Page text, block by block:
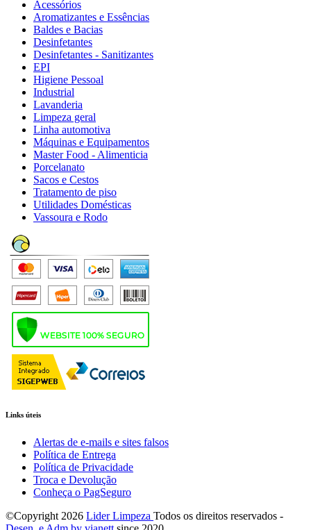
Acessórios
Aromatizantes e Essências
Baldes e Bacias
Desinfetantes
Desinfetantes - Sanitizantes
EPI
Higiene Pessoal
Industrial
Lavanderia
Limpeza geral
Linha automotiva
Máquinas e Equipamentos
Master Food - Alimenticia
Porcelanato
Sacos e Cestos
Tratamento de piso
Utilidades Domésticas
Vassoura e Rodo
Links úteis
Alertas de e-mails e sites falsos
Política de Entrega
Política de Privacidade
Troca e Devolução
Conheça o PagSeguro
©Copyright 2026 Lider Limpeza Todos os direitos reservados -